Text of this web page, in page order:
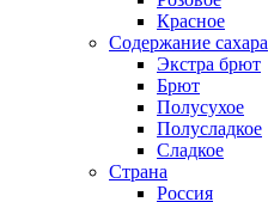
Красное
Содержание сахара
Экстра брют
Брют
Полусухое
Полусладкое
Сладкое
Страна
Россия